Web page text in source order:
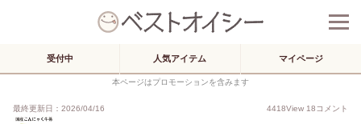
受付中 人気アイテム マイページ
本ページはプロモーションを含みます
最終更新日：2026/04/16 4418View 18コメント